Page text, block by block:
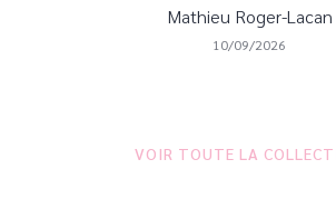
Mathieu Roger-Lacan
10/09/2026
VOIR TOUTE LA